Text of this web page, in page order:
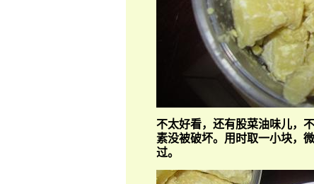
不太好看，还有股菜油味儿，
素没被破坏。 用时取一小块，
过。